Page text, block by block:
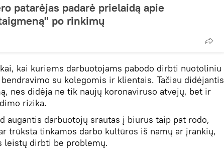
patarėjas padarė prielaidą apie
po rinkimų
kai kuriems darbuotojams pabodo dirbti nuotoliniu
su kolegomis ir klientais. Tačiau didėjantis
nes didėja ne tik naujų koronaviruso atvejų, bet ir
rizika.
augantis darbuotojų srautas į biurus taip pat rodo,
trūksta tinkamos darbo kultūros iš namų ar įrankių,
leistų dirbti be problemų.